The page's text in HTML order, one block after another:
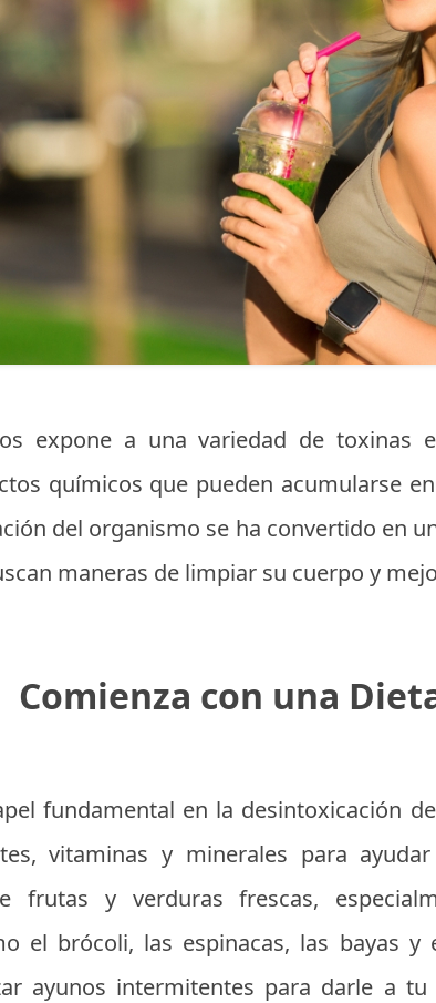
expone a una variedad de toxinas
químicos que pueden acumularse
del organismo se ha convertido en
maneras de limpiar su cuerpo y
Comienza con una
fundamental en la desintoxicación
vitaminas y minerales para
frutas y verduras frescas,
el brócoli, las espinacas, las bayas y
ayunos intermitentes para darle a